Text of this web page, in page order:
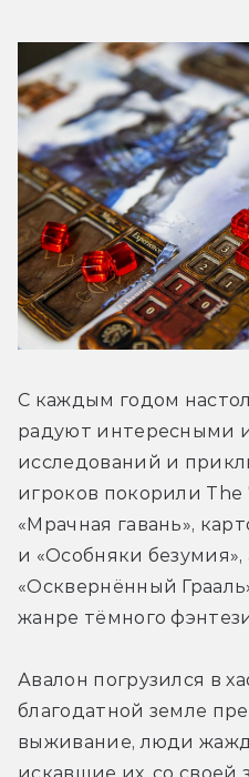
С каждым годом
радуют интересными
исследований и
игроков покорили
«Мрачная гавань»,
и «Особняки
«Осквернённый
жанре тёмного
Авалон погрузился в
благодатной земле
выживание, люди